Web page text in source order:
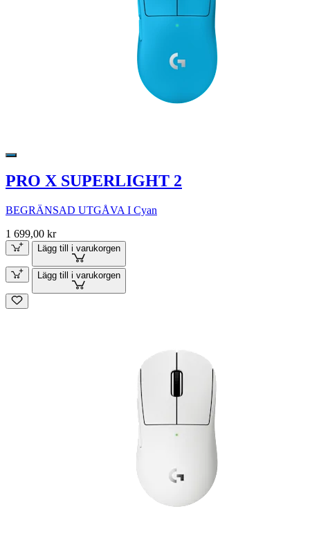
PRO X SUPERLIGHT 2
BEGRÄNSAD UTGÅVA I Cyan
1 699,00 kr
Lägg till i varukorgen
Lägg till i varukorgen